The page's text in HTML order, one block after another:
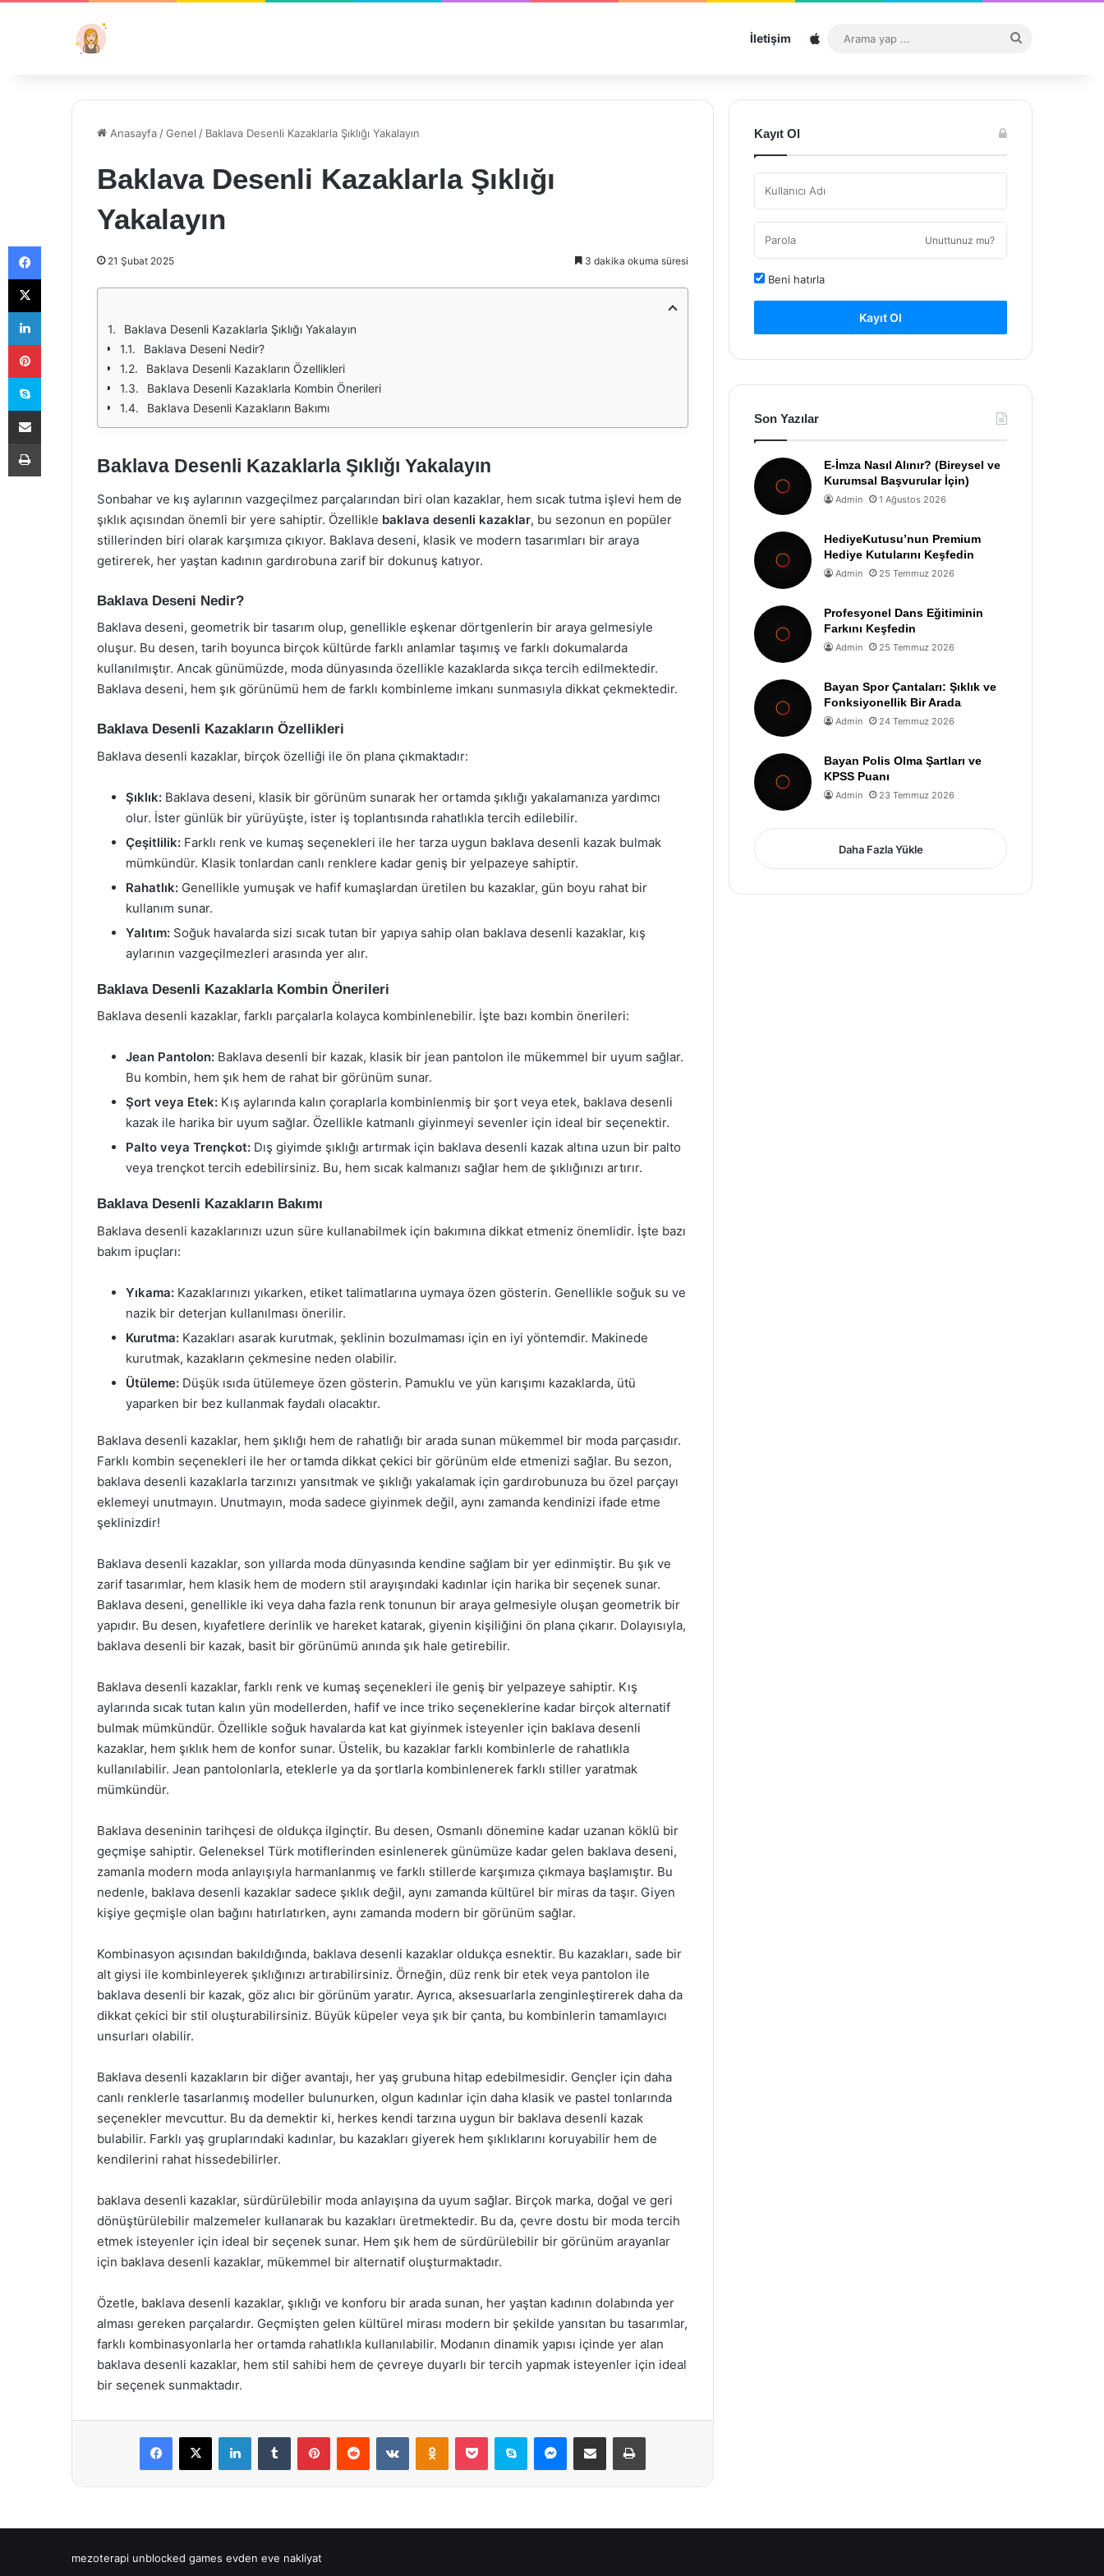
İletişim Sitemap
...
Anasayfa /Genel / Baklava Desenli Kazaklarla Şıklığı Yakalayın
Baklava Desenli Kazaklarla Şıklığı
Yakalayın
21 Şubat 2025 3 dakika okuma süresi
Baklava Desenli Kazaklarla Şıklığı Yakalayın
Baklava Deseni Nedir?
Baklava Desenli Kazakların Özellikleri
Baklava Desenli Kazaklarla Kombin Önerileri
Baklava Desenli Kazakların Bakımı
Baklava Desenli Kazaklarla Şıklığı Yakalayın
Sonbahar ve kış aylarının vazgeçilmez parçalarından biri olan kazaklar, hem sıcak tutma işlevi hem de
şıklık açısından önemli bir yere sahiptir. Özellikle baklava desenli kazaklar, bu sezonun en popüler
stillerinden biri olarak karşımıza çıkıyor. Baklava deseni, klasik ve modern tasarımları bir araya
getirerek, her yaştan kadının gardırobuna zarif bir dokunuş katıyor.
Baklava Deseni Nedir?
Baklava deseni, geometrik bir tasarım olup, genellikle eşkenar dörtgenlerin bir araya gelmesiyle
oluşur. Bu desen, tarih boyunca birçok kültürde farklı anlamlar taşımış ve farklı dokumalarda
kullanılmıştır. Ancak günümüzde, moda dünyasında özellikle kazaklarda sıkça tercih edilmektedir.
Baklava deseni, hem şık görünümü hem de farklı kombinleme imkanı sunmasıyla dikkat çekmektedir.
Baklava Desenli Kazakların Özellikleri
Baklava desenli kazaklar, birçok özelliği ile ön plana çıkmaktadır:
Şıklık: Baklava deseni, klasik bir görünüm sunarak her ortamda şıklığı yakalamanıza yardımcı
olur. İster günlük bir yürüyüşte, ister iş toplantısında rahatlıkla tercih edilebilir.
Çeşitlilik: Farklı renk ve kumaş seçenekleri ile her tarza uygun baklava desenli kazak bulmak
mümkündür. Klasik tonlardan canlı renklere kadar geniş bir yelpazeye sahiptir.
Rahatlık: Genellikle yumuşak ve hafif kumaşlardan üretilen bu kazaklar, gün boyu rahat bir
kullanım sunar.
Yalıtım: Soğuk havalarda sizi sıcak tutan bir yapıya sahip olan baklava desenli kazaklar, kış
aylarının vazgeçilmezleri arasında yer alır.
Baklava Desenli Kazaklarla Kombin Önerileri
Baklava desenli kazaklar, farklı parçalarla kolayca kombinlenebilir. İşte bazı kombin önerileri:
Jean Pantolon: Baklava desenli bir kazak, klasik bir jean pantolon ile mükemmel bir uyum sağlar.
Bu kombin, hem şık hem de rahat bir görünüm sunar.
Şort veya Etek: Kış aylarında kalın çoraplarla kombinlenmiş bir şort veya etek, baklava desenli
kazak ile harika bir uyum sağlar. Özellikle katmanlı giyinmeyi sevenler için ideal bir seçenektir.
Palto veya Trençkot: Dış giyimde şıklığı artırmak için baklava desenli kazak altına uzun bir palto
veya trençkot tercih edebilirsiniz. Bu, hem sıcak kalmanızı sağlar hem de şıklığınızı artırır.
Baklava Desenli Kazakların Bakımı
Baklava desenli kazaklarınızı uzun süre kullanabilmek için bakımına dikkat etmeniz önemlidir. İşte bazı
bakım ipuçları:
Yıkama: Kazaklarınızı yıkarken, etiket talimatlarına uymaya özen gösterin. Genellikle soğuk su ve
nazik bir deterjan kullanılması önerilir.
Kurutma: Kazakları asarak kurutmak, şeklinin bozulmaması için en iyi yöntemdir. Makinede
kurutmak, kazakların çekmesine neden olabilir.
Ütüleme: Düşük ısıda ütülemeye özen gösterin. Pamuklu ve yün karışımı kazaklarda, ütü
yaparken bir bez kullanmak faydalı olacaktır.
Baklava desenli kazaklar, hem şıklığı hem de rahatlığı bir arada sunan mükemmel bir moda parçasıdır.
Farklı kombin seçenekleri ile her ortamda dikkat çekici bir görünüm elde etmenizi sağlar. Bu sezon,
baklava desenli kazaklarla tarzınızı yansıtmak ve şıklığı yakalamak için gardırobunuza bu özel parçayı
eklemeyi unutmayın. Unutmayın, moda sadece giyinmek değil, aynı zamanda kendinizi ifade etme
şeklinizdir!
Baklava desenli kazaklar, son yıllarda moda dünyasında kendine sağlam bir yer edinmiştir. Bu şık ve
zarif tasarımlar, hem klasik hem de modern stil arayışındaki kadınlar için harika bir seçenek sunar.
Baklava deseni, genellikle iki veya daha fazla renk tonunun bir araya gelmesiyle oluşan geometrik bir
yapıdır. Bu desen, kıyafetlere derinlik ve hareket katarak, giyenin kişiliğini ön plana çıkarır. Dolayısıyla,
baklava desenli bir kazak, basit bir görünümü anında şık hale getirebilir.
Baklava desenli kazaklar, farklı renk ve kumaş seçenekleri ile geniş bir yelpazeye sahiptir. Kış
aylarında sıcak tutan kalın yün modellerden, hafif ve ince triko seçeneklerine kadar birçok alternatif
bulmak mümkündür. Özellikle soğuk havalarda kat kat giyinmek isteyenler için baklava desenli
kazaklar, hem şıklık hem de konfor sunar. Üstelik, bu kazaklar farklı kombinlerle de rahatlıkla
kullanılabilir. Jean pantolonlarla, eteklerle ya da şortlarla kombinlenerek farklı stiller yaratmak
mümkündür.
Baklava deseninin tarihçesi de oldukça ilginçtir. Bu desen, Osmanlı dönemine kadar uzanan köklü bir
geçmişe sahiptir. Geleneksel Türk motiflerinden esinlenerek günümüze kadar gelen baklava deseni,
zamanla modern moda anlayışıyla harmanlanmış ve farklı stillerde karşımıza çıkmaya başlamıştır. Bu
nedenle, baklava desenli kazaklar sadece şıklık değil, aynı zamanda kültürel bir miras da taşır. Giyen
kişiye geçmişle olan bağını hatırlatırken, aynı zamanda modern bir görünüm sağlar.
Kombinasyon açısından bakıldığında, baklava desenli kazaklar oldukça esnektir. Bu kazakları, sade bir
alt giysi ile kombinleyerek şıklığınızı artırabilirsiniz. Örneğin, düz renk bir etek veya pantolon ile
baklava desenli bir kazak, göz alıcı bir görünüm yaratır. Ayrıca, aksesuarlarla zenginleştirerek daha da
dikkat çekici bir stil oluşturabilirsiniz. Büyük küpeler veya şık bir çanta, bu kombinlerin tamamlayıcı
unsurları olabilir.
Baklava desenli kazakların bir diğer avantajı, her yaş grubuna hitap edebilmesidir. Gençler için daha
canlı renklerle tasarlanmış modeller bulunurken, olgun kadınlar için daha klasik ve pastel tonlarında
seçenekler mevcuttur. Bu da demektir ki, herkes kendi tarzına uygun bir baklava desenli kazak
bulabilir. Farklı yaş gruplarındaki kadınlar, bu kazakları giyerek hem şıklıklarını koruyabilir hem de
kendilerini rahat hissedebilirler.
baklava desenli kazaklar, sürdürülebilir moda anlayışına da uyum sağlar. Birçok marka, doğal ve geri
dönüştürülebilir malzemeler kullanarak bu kazakları üretmektedir. Bu da, çevre dostu bir moda tercih
etmek isteyenler için ideal bir seçenek sunar. Hem şık hem de sürdürülebilir bir görünüm arayanlar
için baklava desenli kazaklar, mükemmel bir alternatif oluşturmaktadır.
Özetle, baklava desenli kazaklar, şıklığı ve konforu bir arada sunan, her yaştan kadının dolabında yer
alması gereken parçalardır. Geçmişten gelen kültürel mirası modern bir şekilde yansıtan bu tasarımlar,
farklı kombinasyonlarla her ortamda rahatlıkla kullanılabilir. Modanın dinamik yapısı içinde yer alan
baklava desenli kazaklar, hem stil sahibi hem de çevreye duyarlı bir tercih yapmak isteyenler için ideal
bir seçenek sunmaktadır.
Facebook
X LinkedInTumblr PinterestReddit VKontakteOdnoklassniki
Pocket Skype Messenger
E-Posta ile paylaş Yazdır
Kayıt Ol
Unuttunuz mu?
Beni hatırla
Kayıt Ol
Son Yazılar
E-İmza Nasıl Alınır? (Bireysel ve
Kurumsal Başvurular İçin)
Admin 1 Ağustos 2026
HediyeKutusu’nun Premium
Hediye Kutularını Keşfedin
Admin 25 Temmuz 2026
Profesyonel Dans Eğitiminin
Farkını Keşfedin
Admin 25 Temmuz 2026
Bayan Spor Çantaları: Şıklık ve
Fonksiyonellik Bir Arada
Admin 24 Temmuz 2026
Bayan Polis Olma Şartları ve
KPSS Puanı
Admin 23 Temmuz 2026
Daha Fazla Yükle
mezoterapi unblocked games evden eve nakliyat
Facebook
X
LinkedIn
Pinterest
Skype
E-Posta ile paylaş